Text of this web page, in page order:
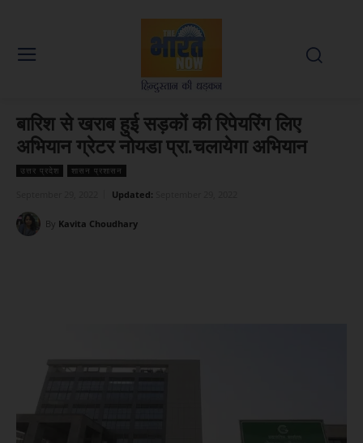
बारिश से खराब हुई सड़कों की रिपेयरिंग लिए
अभियान ग्रेटर नोयडा प्रा.चलायेगा अभियान
उत्तर प्रदेश शासन प्रशासन
Updated:
By Kavita Choudhary